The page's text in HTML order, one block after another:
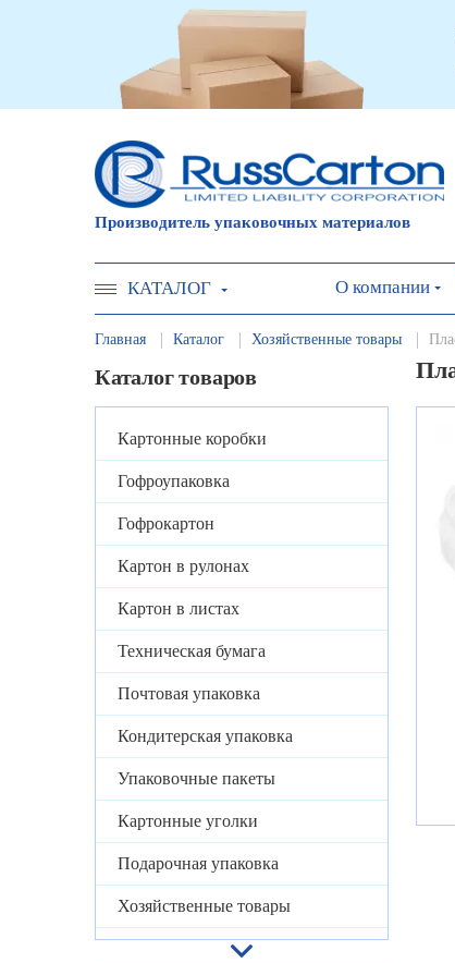
Производитель упаковочных материалов
КАТАЛОГ О компании
Главная Каталог Хозяйственные товары
Каталог товаров
Картонные коробки
Гофроупаковка
Гофрокартон
Картон в рулонах
Картон в листах
Техническая бумага
Почтовая упаковка
Кондитерская упаковка
Упаковочные пакеты
Картонные уголки
Подарочная упаковка
Хозяйственные товары